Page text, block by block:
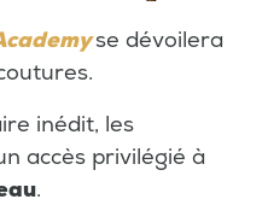
se dévoilera
inédit, les
accès privilégié à
.